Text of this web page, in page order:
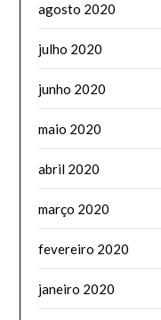
agosto 2020
julho 2020
junho 2020
maio 2020
abril 2020
março 2020
fevereiro 2020
janeiro 2020